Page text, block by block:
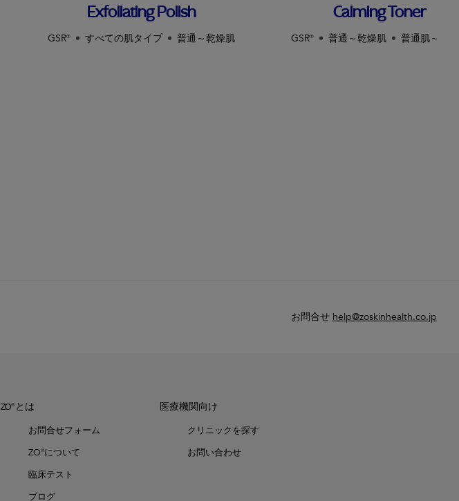
Exfoliating Polish
GSR® すべての肌タイプ 普通～乾燥肌
Calming Toner
GSR® 普通～乾燥肌 普通肌～敏
お問合せ help@zoskinhealth.co.jp
ZO®とは
お問合せフォーム
ZO®について
臨床テスト
ブログ
医療機関向け
クリニックを探す
お問い合わせ